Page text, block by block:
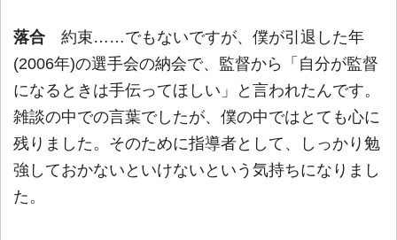
落合 約束……でもないですが、僕が引退した年
(2006年)の選手会の納会で、監督から「自分が監督
になるときは手伝ってほしい」と言われたんです。
雑談の中での言葉でしたが、僕の中ではとても心に
残りました。そのために指導者として、しっかり勉
強しておかないといけないという気持ちになりまし
た。